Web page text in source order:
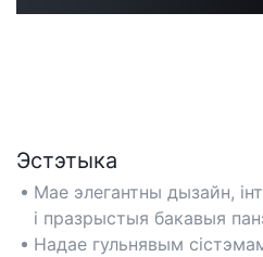
Эстэтыка
Мае элегантны дызайн,
і празрыстыя бакавыя
ўнутраных кампанентаў.
Надае гульнявым